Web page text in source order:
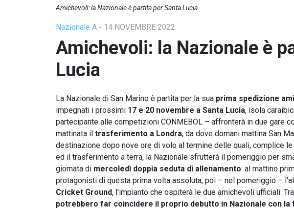
Amichevoli: la Nazionale è partita per Santa Lucia
Nazionale A - 14 NOVEMBRE 2022
Amichevoli: la Nazionale è
Lucia
La Nazionale di San Marino è partita per la sua prima spedizione
impegnati i prossimi 17 e 20 novembre a Santa Lucia, isola
partecipante alle competizioni CONMEBOL – affronterà in due gare
mattinata il trasferimento a Londra, da dove domani mattina San
destinazione dopo nove ore di volo al termine delle quali, complice
ed il trasferimento a terra, la Nazionale sfrutterà il pomeriggio per
giornata di mercoledì doppia seduta di allenamento: al mattino
protagonisti di questa prima volta assoluta, poi – nel pomeriggio –
Cricket Ground, l'impianto che ospiterà le due amichevoli ufficiali.
potrebbero far coincidere il proprio debutto in Nazionale con